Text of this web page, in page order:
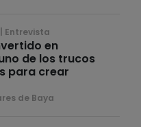
Entrevista
en
de los trucos
para crear
de Baya